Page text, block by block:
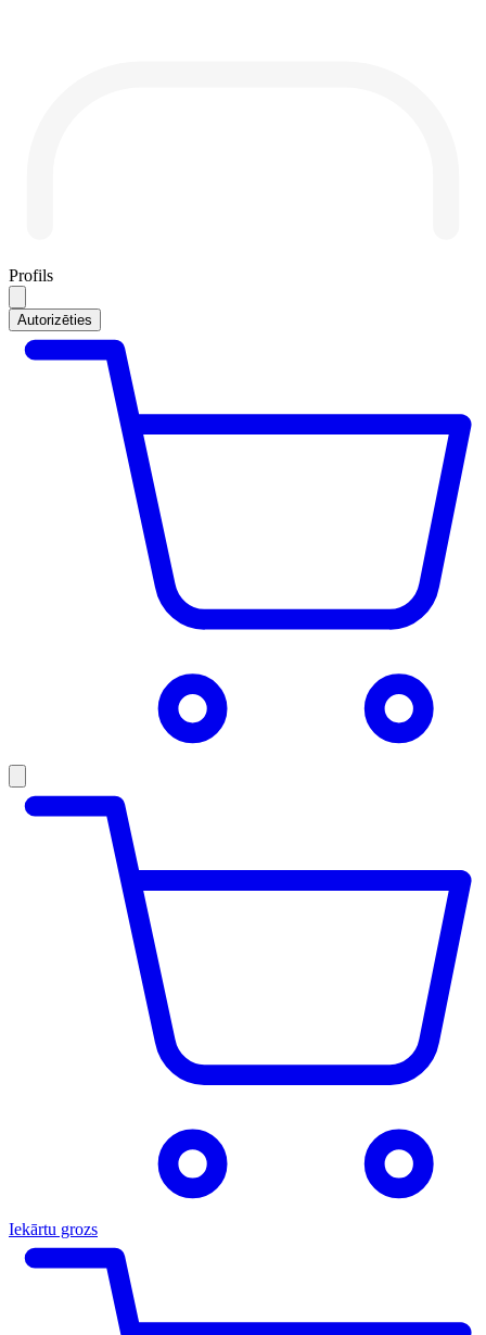
Profils
Autorizēties
Iekārtu grozs